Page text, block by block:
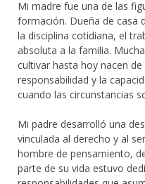
Mi madre fue una de las
formación. Dueña de casa
la disciplina cotidiana, el
absoluta a la familia.
cultivar hasta hoy nacen
responsabilidad y la
cuando las circunstancias
Mi padre desarrolló una
vinculada al derecho y al
hombre de pensamiento,
parte de su vida estuvo